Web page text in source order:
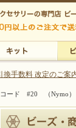
具など・アクセサリ
セサリーの専門店
クトリー 5,000円
換手数料 改定のご案
ード #20 （Nymo）